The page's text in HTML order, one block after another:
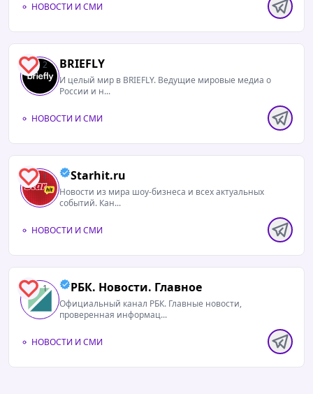
НОВОСТИ И СМИ
2 BRIEFLY
И целый мир в BRIEFLY. Ведущие мировые медиа о
России и н...
НОВОСТИ И СМИ
1 Starhit.ru
Новости из мира шоу-бизнеса и всех актуальных
событий. Кан...
НОВОСТИ И СМИ
1 РБК. Новости. Главное
Официальный канал РБК. Главные новости,
проверенная информац...
НОВОСТИ И СМИ